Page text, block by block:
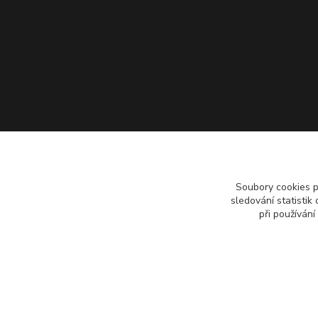
Soubory cookies
sledování statistik
při